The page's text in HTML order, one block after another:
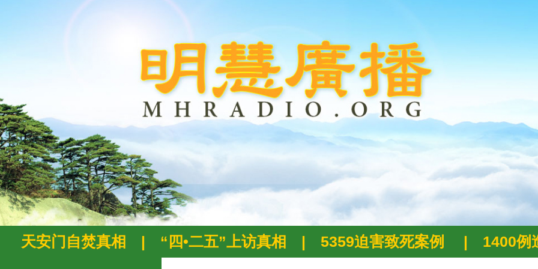
天安门自焚真相 | “四•二五”上访真相 | 5359迫害致死案例 | 1400例